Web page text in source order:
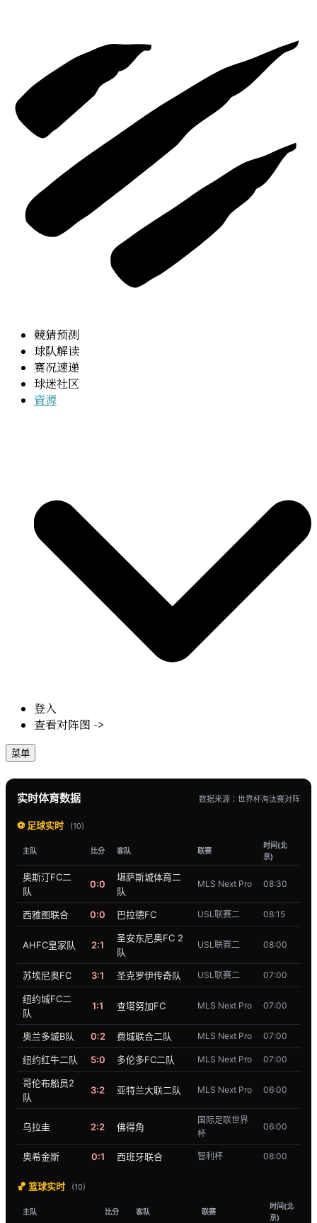
競猜预测
球队解读
赛况速递
球迷社区
資源
登入
查看对阵图 ->
菜单
实时体育数据 数据来源：世界杯淘汰赛对阵
⚽ 足球实时 (10)
主队 比分 客队 联赛
时间(北
京)
奥斯汀FC二
队
0:0
堪萨斯城体育二
队
MLS Next Pro 08:30
西雅图联合 0:0 巴拉德FC USL联赛二 08:15
AHFC皇家队 2:1
圣安东尼奥FC 2
队
USL联赛二 08:00
苏埃尼奥FC 3:1 圣克罗伊传奇队 USL联赛二 07:00
纽约城FC二
队
1:1 查塔努加FC MLS Next Pro 07:00
奥兰多城B队 0:2 费城联合二队 MLS Next Pro 07:00
纽约红牛二队 5:0 多伦多FC二队 MLS Next Pro 07:00
哥伦布船员2
队
3:2 亚特兰大联二队 MLS Next Pro 06:00
乌拉圭 2:2 佛得角
国际足联世界
杯
06:00
奥希金斯 0:1 西班牙联合 智利杯 08:00
🏀 篮球实时 (10)
主队 比分 客队 联赛
时间(北
京)